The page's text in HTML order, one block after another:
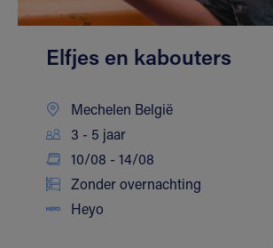
Elfjes en kabouters
Mechelen België
3 - 5 jaar
10/08 - 14/08
Zonder overnachting
Heyo